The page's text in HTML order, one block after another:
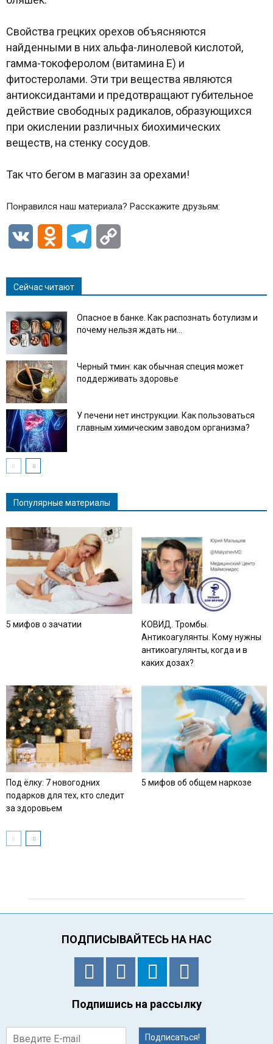
Свойства грецких орехов объясняются
найденными в них альфа-линолевой кислотой,
гамма-токоферолом (витамина Е) и
фитостеролами. Эти три вещества являются
антиоксидантами и предотвращают губительное
действие свободных радикалов, образующихся
при окислении различных биохимических
веществ, на стенку сосудов.
Так что бегом в магазин за орехами!
Понравился наш материала? Расскажите друзьям:
VK Odnoklassniki
Telegram
Сейчас читают
Опасное в банке. Как распознать ботулизм и
почему нельзя ждать ни...
Черный тмин: как обычная специя может
поддерживать здоровье
У печени нет инструкции. Как пользоваться
главным химическим заводом организма?
Популярные материалы
5 мифов о зачатии
КОВИД. Тромбы.
Антикоагулянты. Кому нужны
антикоагулянты, когда и в
каких дозах?
Под ёлку: 7 новогодних
подарков для тех, кто следит
за здоровьем
5 мифов об общем наркозе
ПОДПИСЫВАЙТЕСЬ НА НАС
Подпишись на рассылку
Подписаться!